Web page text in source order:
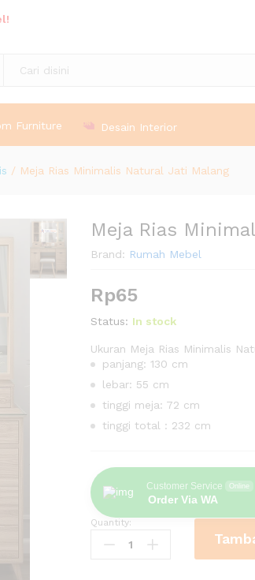
Furniture Desain Interior
/ Meja Rias Minimalis Natural Jati Malang
Meja Rias
Brand: Rumah Mebel
Rp65
Status: In stock
Ukuran Meja Rias Minimalis
panjang: 130 cm
lebar: 55 cm
tinggi meja: 72 cm
tinggi total : 232 cm
Customer Service Online
Order Via WA
Meja
Rias
Quantity: